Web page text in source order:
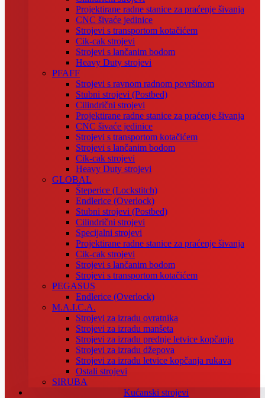
Projektirane radne stanice za praćenje šivanja
CNC šivaće jedinice
Strojevi s transportom kotačićem
Cik-cak strojevi
Strojevi s lančanim bodom
Heavy Duty strojevi
PFAFF
Strojevi s ravnom radnom površinom
Stubni strojevi (Postbed)
Cilindrični strojevi
Projektirane radne stanice za praćenje šivanja
CNC šivaće jedinice
Strojevi s transportom kotačićem
Strojevi s lančanim bodom
Cik-cak strojevi
Heavy Duty strojevi
GLOBAL
Šteperice (Lockstitch)
Endlerice (Overlock)
Stubni strojevi (Postbed)
Cilindrični strojevi
Specijalni strojevi
Projektirane radne stanice za praćenje šivanja
Cik-cak strojevi
Strojevi s lančanim bodom
Strojevi s transportom kotačićem
PEGASUS
Endlerice (Overlock)
M.A.I.C.A.
Strojevi za izradu ovratnika
Strojevi za izradu manšeta
Strojevi za izradu prednje letvice kopčanja
Strojevi za izradu džepova
Strojevi za izradu letvice kopčanja rukava
Ostali strojevi
SIRUBA
Kućanski strojevi